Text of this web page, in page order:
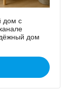
дом с
дом